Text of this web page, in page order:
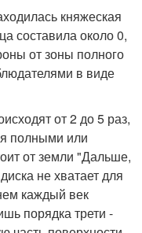
княжеская
составила около 0,
от зоны полного
в виде
от 2 до 5 раз,
полными или
от земли "Дальше,
не хватает для
каждый век
порядка трети -